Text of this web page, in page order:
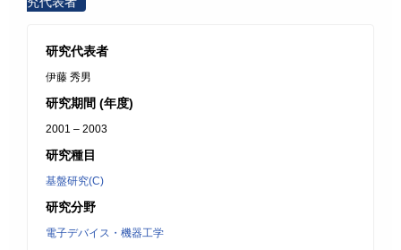
研究代表者
伊藤 秀男
研究期間 (年度)
2001 – 2003
研究種目
基盤研究(C)
研究分野
電子デバイス・機器工学